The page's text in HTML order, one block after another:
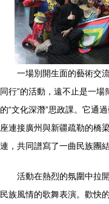
一場別開生面的藝術交
同行”的活動，遠不止是一
的“文化深潛”思政課。它通
座連接廣州與新疆疏勒的橋
連，共同譜寫了一曲民族團
活動在熱烈的氛圍中拉
民族風情的歌舞表演。歡快